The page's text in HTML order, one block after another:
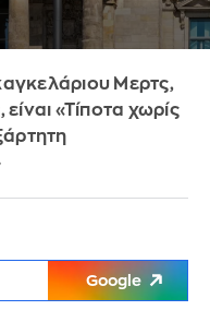
Μερτς,
«Τίποτα χωρίς
Google